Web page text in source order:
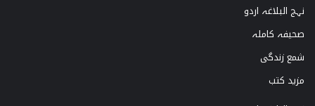
نہج البلاغہ اردو
صحیفہ کاملہ
شمع زندگی
مزید کتب